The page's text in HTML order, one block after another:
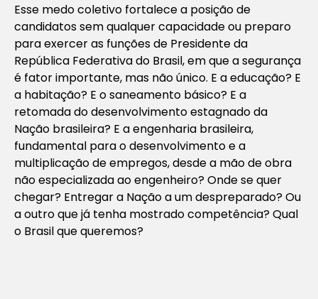
Esse medo coletivo fortalece a posição de
candidatos sem qualquer capacidade ou preparo
para exercer as funções de Presidente da
República Federativa do Brasil, em que a segurança
é fator importante, mas não único. E a educação? E
a habitação? E o saneamento básico? E a
retomada do desenvolvimento estagnado da
Nação brasileira? E a engenharia brasileira,
fundamental para o desenvolvimento e a
multiplicação de empregos, desde a mão de obra
não especializada ao engenheiro? Onde se quer
chegar? Entregar a Nação a um despreparado? Ou
a outro que já tenha mostrado competência? Qual
o Brasil que queremos?